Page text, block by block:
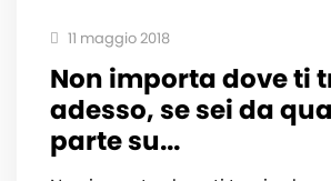
11 maggio 2018
Non importa dove ti
adesso, se sei da
parte su...